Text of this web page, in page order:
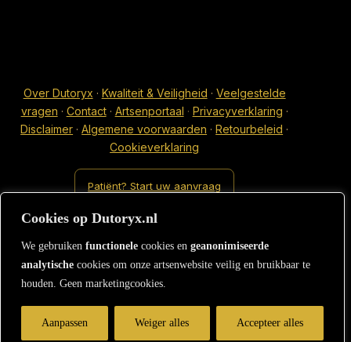
Cookies op Dutoryx.nl
We gebruiken functionele cookies en geanonimiseerde
analytische cookies om onze artsenwebsite veilig en bruikbaar te
houden. Geen marketingcookies.
Aanpassen Weiger alles Accepteer alles
Over Dutoryx · Kwaliteit & Veiligheid · Veelgestelde
vragen · Contact· Artsenportaal · Privacyverklaring ·
Disclaimer ·Algemene voorwaarden ·Retourbeleid ·
Cookieverklaring
Patiënt? Start uw aanvraag